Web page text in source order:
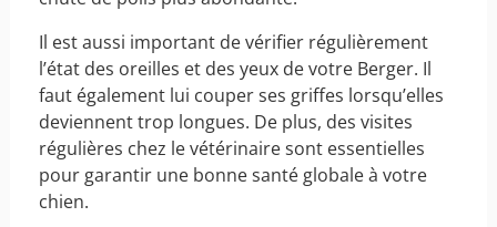
Il est aussi important de vérifier régulièrement
l’état des oreilles et des yeux de votre Berger. Il
faut également lui couper ses griffes lorsqu’elles
deviennent trop longues. De plus, des visites
régulières chez le vétérinaire sont essentielles
pour garantir une bonne santé globale à votre
chien.